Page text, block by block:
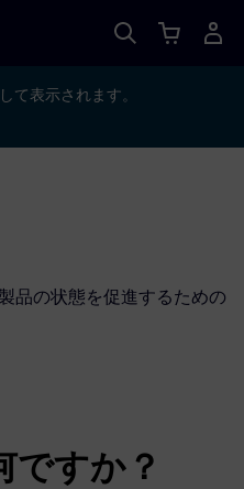
て表示されます。
品の状態を促進するための
ですか？